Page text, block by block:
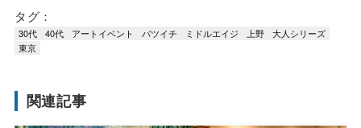
タグ：
30代 40代 アートイベント バツイチ ミドルエイジ 上野
大人シリーズ
東京
関連記事